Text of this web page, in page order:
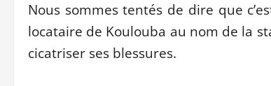
Nous sommes tentés de dire que
locataire de Koulouba au nom de la
cicatriser ses blessures.